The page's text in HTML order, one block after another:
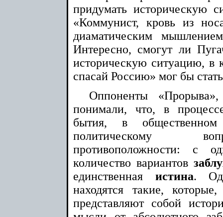
придумать историческую
«Коммунист, кровь из
диаматическим
Интересно, смогут ли
историческую ситуацию, в
спасай Россию» мог бы
Оппоненты
понимали, что, в
бытия, в
политическому
противоположности: с
количество вариантов
единственная истина.
находятся такие,
представляют собой